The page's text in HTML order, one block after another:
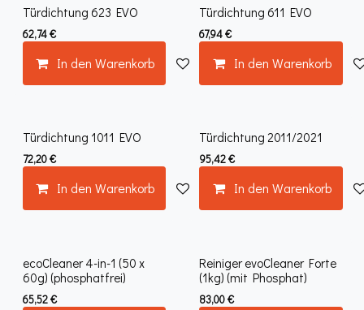
Türdichtung 623 EVO
62,74€
In den Warenkorb Auf die Wunschliste
Türdichtung 611 EVO
67,94€
In den Warenkorb
Türdichtung 1011 EVO
72,20€
In den Warenkorb Auf die Wunschliste
Türdichtung 2011/2021
95,42€
In den Warenkorb
ecoCleaner 4-in-1 (50 x
60g) (phosphatfrei)
65,52€
Reiniger evoCleaner Forte
(1kg) (mit Phosphat)
83,00€